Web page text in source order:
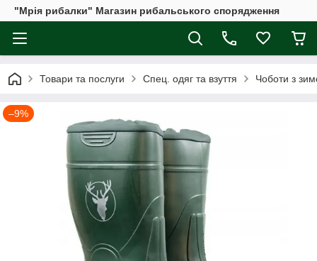
"Мрія рибалки" Магазин рибальського спорядження
Товари та послуги Спец. одяг та взуття Чоботи з
–9%